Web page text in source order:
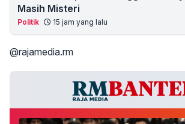
Masih Misteri
Politik 15 jam yang lalu
@rajamedia.rm